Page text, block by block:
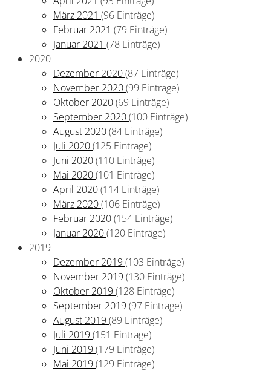
März 2021 (96 Einträge)
Februar 2021 (79 Einträge)
Januar 2021 (78 Einträge)
2020
Dezember 2020(87 Einträge)
November 2020(99 Einträge)
Oktober 2020(69 Einträge)
September 2020(100 Einträge)
August 2020(84 Einträge)
Juli 2020(125 Einträge)
Juni 2020(110 Einträge)
Mai 2020(101 Einträge)
April 2020(114 Einträge)
März 2020(106 Einträge)
Februar 2020(154 Einträge)
Januar 2020(120 Einträge)
2019
Dezember 2019 (103 Einträge)
November 2019 (130 Einträge)
Oktober 2019 (128 Einträge)
September 2019 (97 Einträge)
August 2019 (89 Einträge)
Juli 2019 (151 Einträge)
Juni 2019 (179 Einträge)
Mai 2019 (129 Einträge)